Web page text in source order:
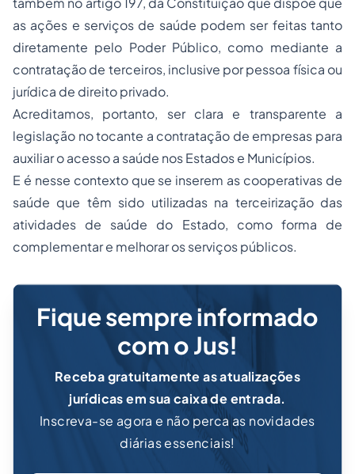
as ações e serviços de saúde podem ser feitas tanto
diretamente pelo Poder Público, como mediante a
contratação de terceiros, inclusive por pessoa física ou
jurídica de direito privado.
Acreditamos, portanto, ser clara e transparente a
legislação no tocante a contratação de empresas para
auxiliar o acesso a saúde nos Estados e Municípios.
E é nesse contexto que se inserem as cooperativas de
saúde que têm sido utilizadas na terceirização das
atividades de saúde do Estado, como forma de
complementar e melhorar os serviços públicos.
Fique sempre informado
com o Jus!
Receba gratuitamente as atualizações
jurídicas em sua caixa de entrada.
Inscreva-se agora e não perca as novidades
diárias essenciais!